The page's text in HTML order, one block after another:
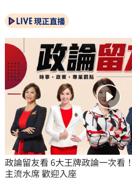
現正直播
政論留友看 6大王牌政論一次看
主流水席 歡迎入座